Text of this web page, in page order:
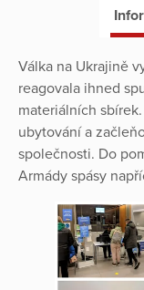
Válka na Ukrajině
reagovala ihned
materiálních
ubytování a
společnosti. Do
Armády spásy